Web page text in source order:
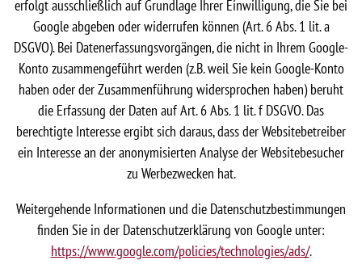
erfolgt ausschließlich auf Grundlage Ihrer Einwilligung, die Sie bei
Google abgeben oder widerrufen können (Art. 6 Abs. 1 lit. a
DSGVO). Bei Datenerfassungsvorgängen, die nicht in Ihrem Google-
Konto zusammengeführt werden (z.B. weil Sie kein Google-Konto
haben oder der Zusammenführung widersprochen haben) beruht
die Erfassung der Daten auf Art. 6 Abs. 1 lit. f DSGVO. Das
berechtigte Interesse ergibt sich daraus, dass der Websitebetreiber
ein Interesse an der anonymisierten Analyse der Websitebesucher
zu Werbezwecken hat.
Weitergehende Informationen und die Datenschutzbestimmungen
finden Sie in der Datenschutzerklärung von Google unter:
https://www.google.com/policies/technologies/ads/.